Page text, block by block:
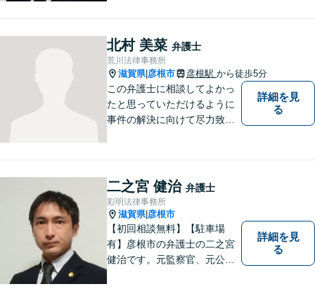
北村 美菜 弁護士
荒川法律事務所
滋賀県| 彦根市 彦根駅 から徒歩5分
この弁護士に相談してよかっ
たと思っていただけるように
事件の解決に向けて尽力致し
詳細を見
る
二之宮 健治 弁護士
彩明法律事務所
滋賀県| 彦根市
【初回相談無料】【駐車場
有】彦根市の弁護士の二之宮
健治です。元監察官、元公務
詳細を見
る